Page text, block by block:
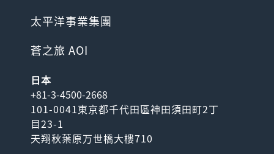
太平洋事業集團
蒼之旅 AOI
日本
+81-3-4500-2668
101-0041東京都千代田區神田須田町2丁
目23-1
天翔秋葉原万世橋大樓710